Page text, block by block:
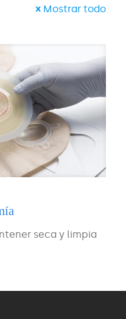
Mostrar todo
seca y limpia